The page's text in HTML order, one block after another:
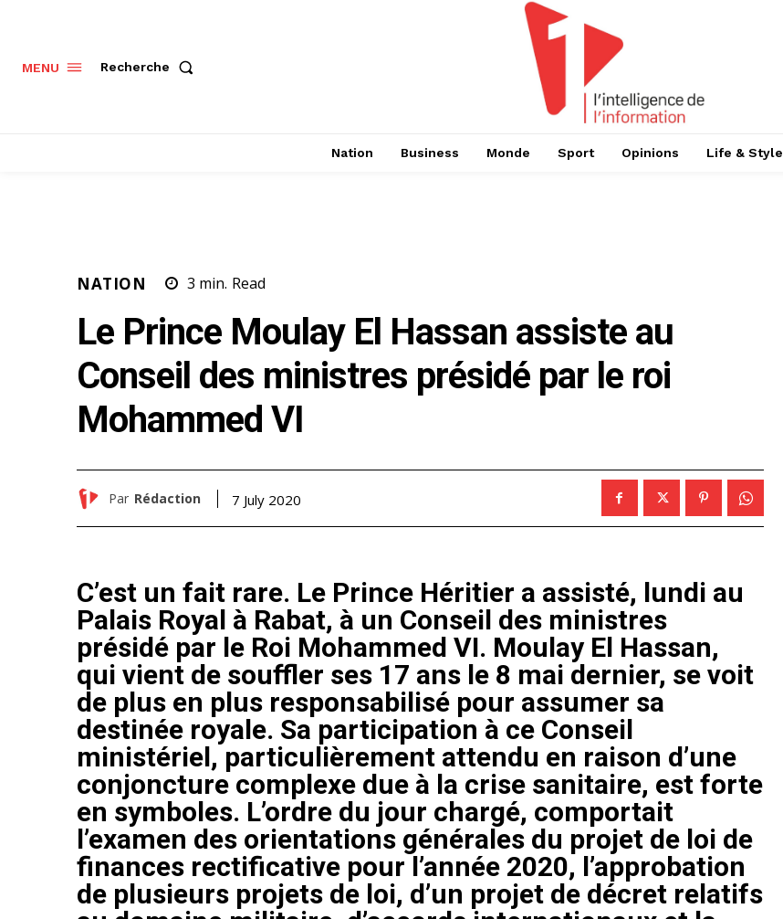
MENU Recherche
Nation Business Monde Sport Opinions Life & Style
NATION 3 min. Read
Le Prince Moulay El Hassan assiste au
Conseil des ministres présidé par le roi
Mohammed VI
Par Rédaction 7 July 2020
C’est un fait rare. Le Prince Héritier a assisté, lundi au
Palais Royal à Rabat, à un Conseil des ministres
présidé par le Roi Mohammed VI. Moulay El Hassan,
qui vient de souffler ses 17 ans le 8 mai dernier, se voit
de plus en plus responsabilisé pour assumer sa
destinée royale. Sa participation à ce Conseil
ministériel, particulièrement attendu en raison d’une
conjoncture complexe due à la crise sanitaire, est forte
en symboles. L’ordre du jour chargé, comportait
l’examen des orientations générales du projet de loi de
finances rectificative pour l’année 2020, l’approbation
de plusieurs projets de loi, d’un projet de décret relatifs